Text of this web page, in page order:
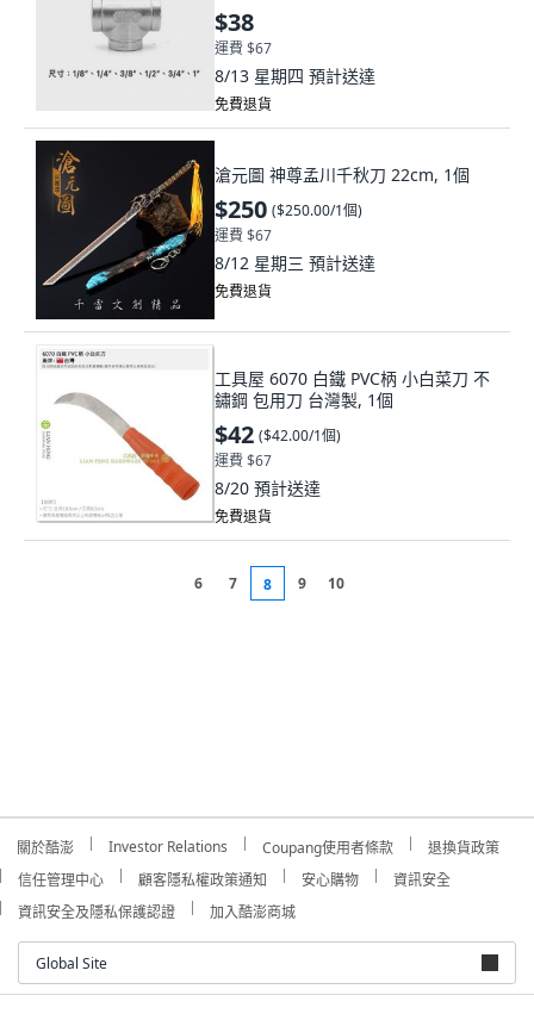
$38
運費 $67
8/13 星期四 預計送達
免費退貨
滄元圖 神尊孟川千秋刀 22cm, 1個
$250 ($250.00/1個)
運費 $67
8/12 星期三 預計送達
免費退貨
工具屋 6070 白鐵 PVC柄 小白菜刀 不
鏽鋼 包用刀 台灣製, 1個
$42 ($42.00/1個)
運費 $67
8/20 預計送達
免費退貨
6 7 8 9 10
關於酷澎 Investor Relations Coupang使用者條款
退換貨政策
信任管理中心
顧客隱私權政策通知 安心購物
資訊安全
資訊安全及隱私保護認證
加入酷澎商城
Global Site